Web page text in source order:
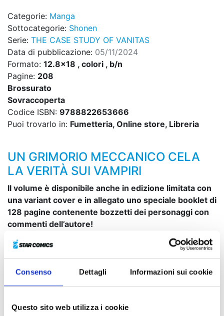
Consenso Dettagli Informazioni sui cookie
Questo sito web utilizza i cookie
Categorie: Manga
Sottocategorie: Shonen
Serie: THE CASE STUDY OF VANITAS
Data di pubblicazione: 05/11/2024
Formato: 12.8x18 , colori , b/n
Pagine: 208
Brossurato
Sovraccoperta
Codice ISBN: 9788822653666
Puoi trovarlo in: Fumetteria, Online store, Libreria
UN GRIMORIO MECCANICO CELA
LA VERITÀ SUI VAMPIRI
Il volume è disponibile anche in edizione limitata con
una variant cover e in allegato uno speciale booklet di
128 pagine contenente bozzetti dei personaggi con
commenti dell’autore!
Vanitas e i suoi compagni, dopo la conclusione della
durissima lotta orchestrata da Mikhail, si sono
guadagnati qualche momento di riposo. Nel frattempo,